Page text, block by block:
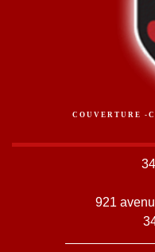
COUVERTURE -
921